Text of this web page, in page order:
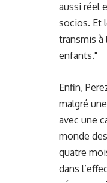
aussi réel
socios. Et
transmis à
enfants."
Enfin,
malgré
avec une
monde
quatre
dans